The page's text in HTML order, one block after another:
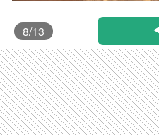
8/13